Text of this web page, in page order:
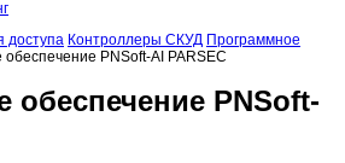
доступа Контроллеры СКУД Программное
PNSoft-AI PARSEC
обеспечение PNSoft-